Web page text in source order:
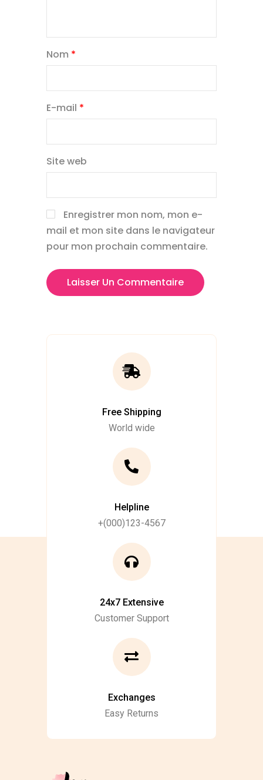
Nom *
E-mail *
Site web
Enregistrer mon nom, mon e-
mail et mon site dans le navigateur
pour mon prochain commentaire.
Free Shipping
World wide
Helpline
+(000)123-4567
24x7 Extensive
Customer Support
Exchanges
Easy Returns